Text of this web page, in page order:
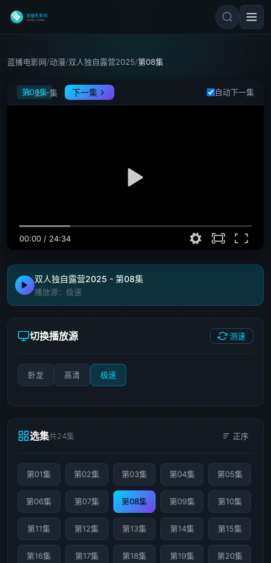
蓝播电影网/动漫/双人独自露营2025/第08集
双人独自露营2025
第08集
上一集 下一集 自动下一集
00:00 / 24:34
双人独自露营2025 - 第08集
播放源：极速
切换播放源 测速
卧龙 高清 极速
选集共24集 正序
第01集 第02集 第03集 第04集 第05集
第06集 第07集 第08集 第09集 第10集
第11集 第12集 第13集 第14集 第15集
第16集 第17集 第18集 第19集 第20集